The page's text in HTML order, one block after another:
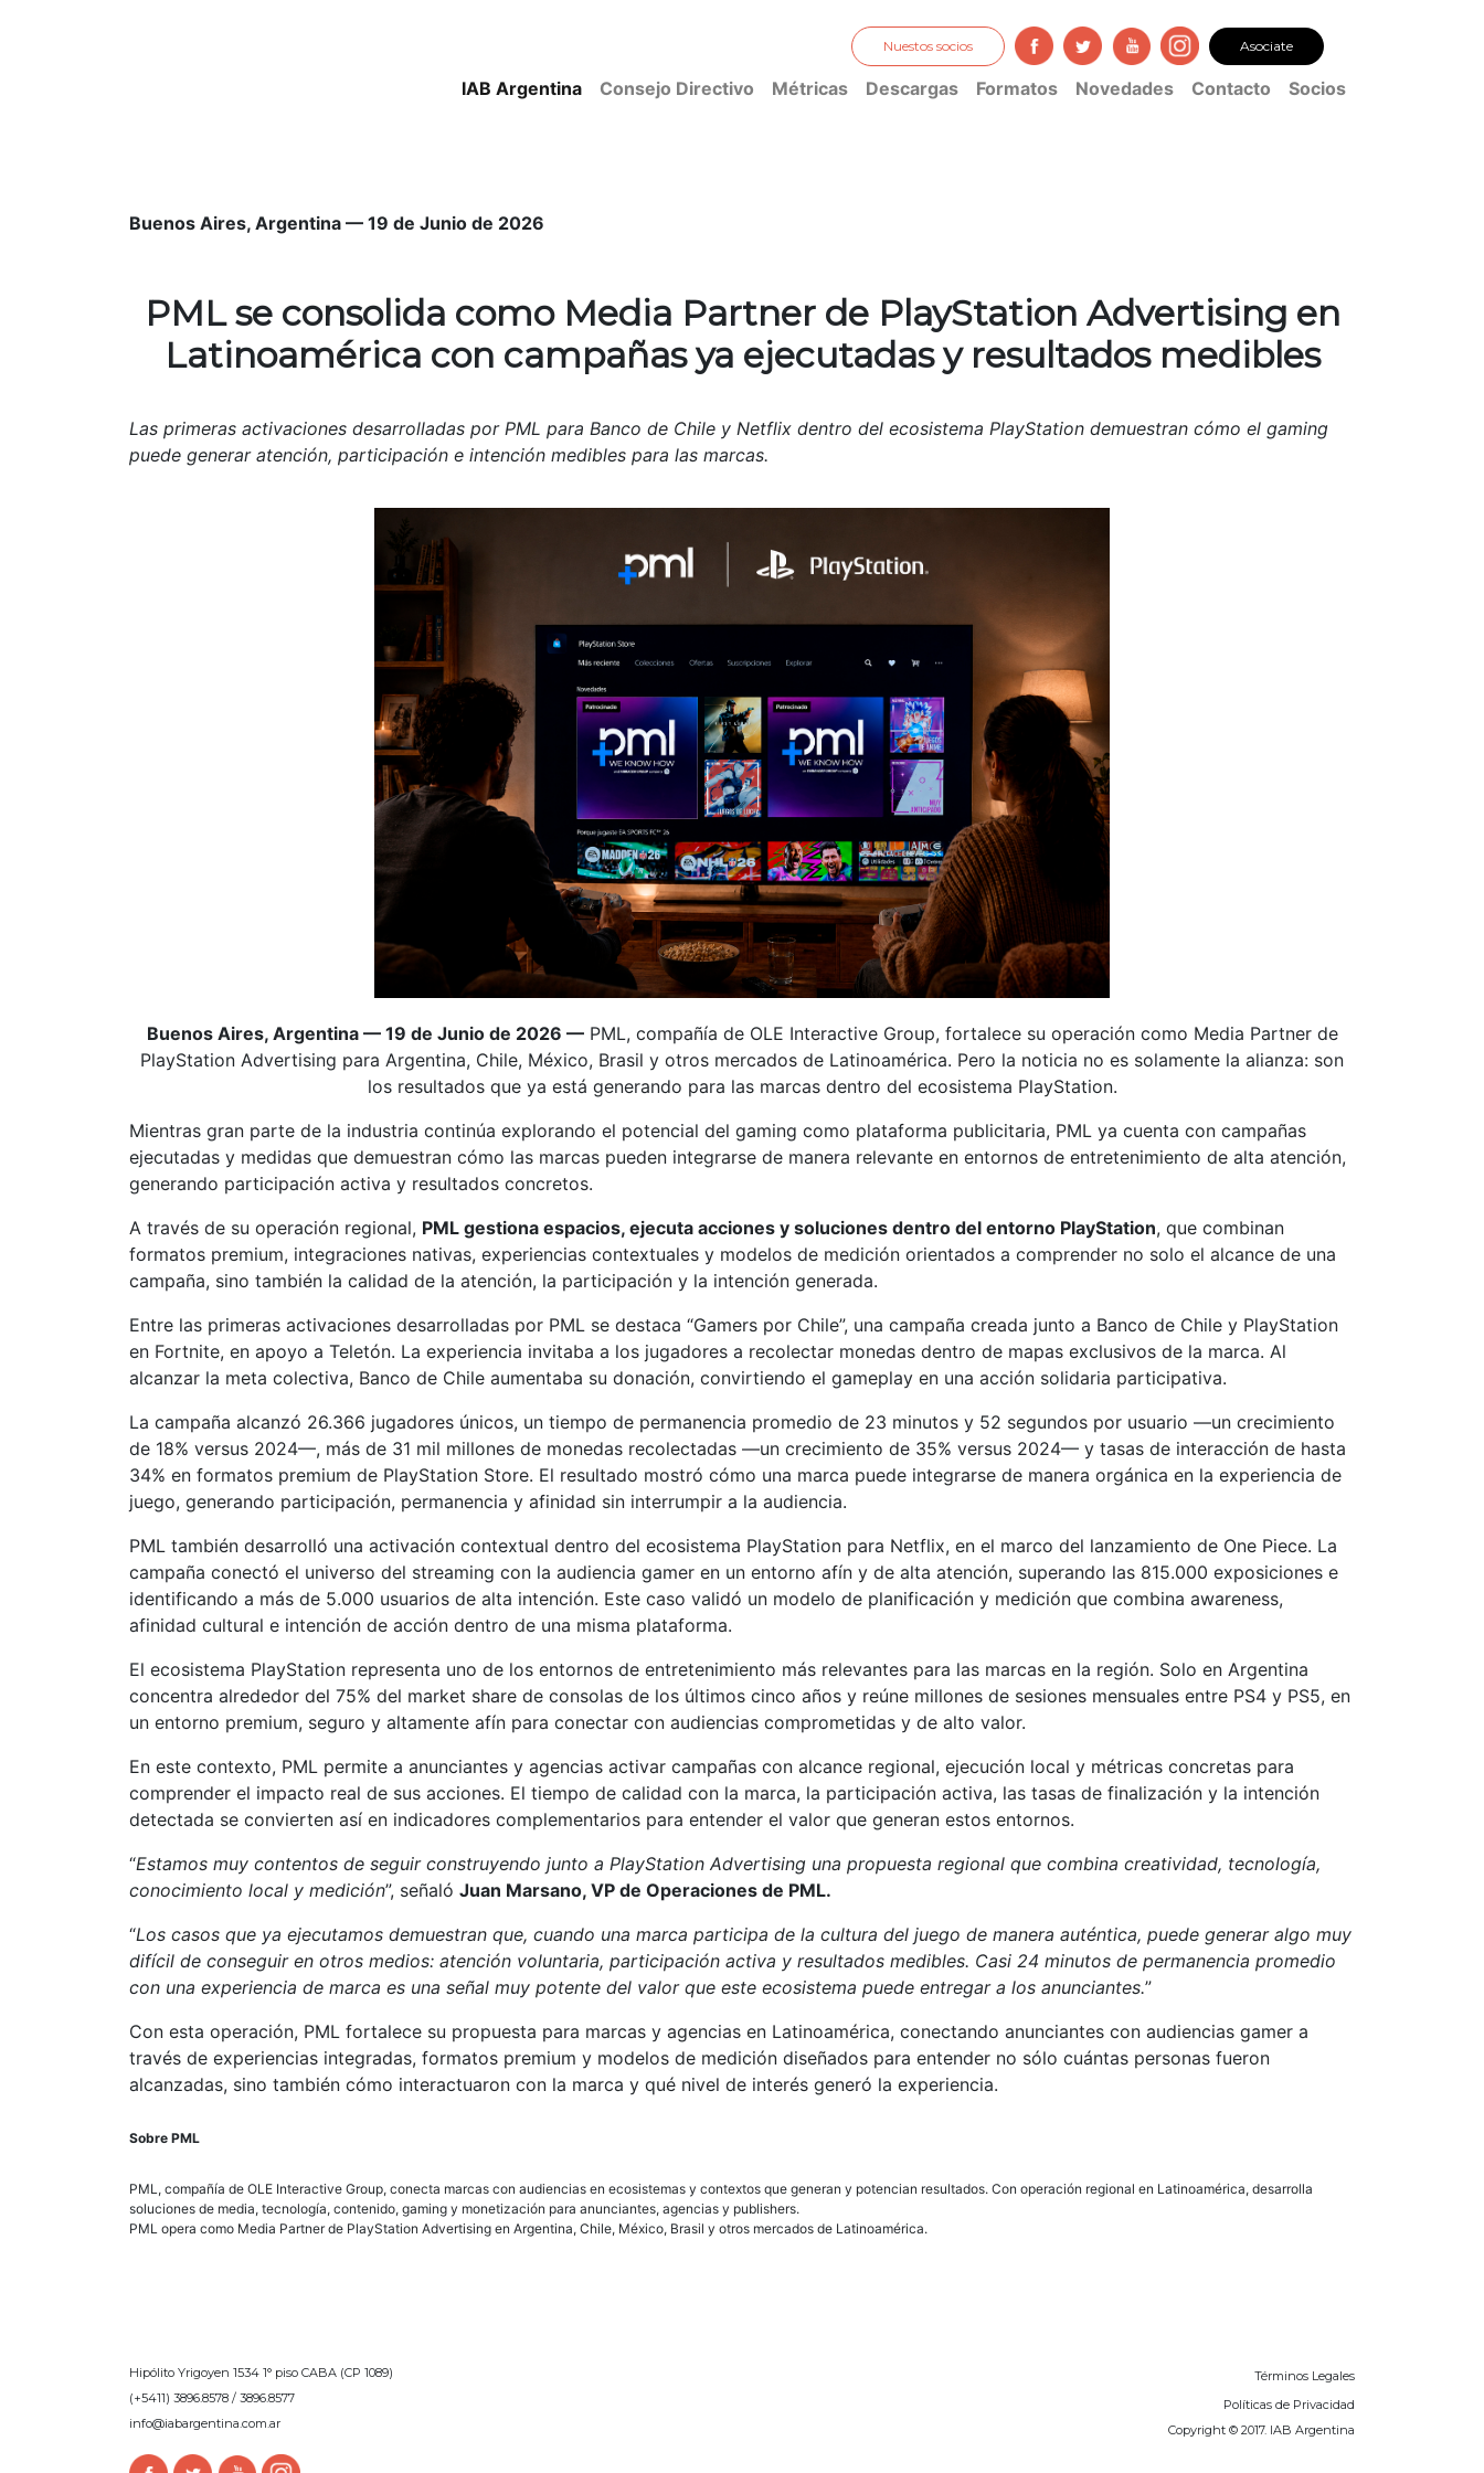
Nuestos socios Asociate
IAB Argentina Consejo Directivo Métricas Descargas Formatos Novedades Contacto Socios
Buenos Aires, Argentina — 19 de Junio de 2026
PML se consolida como Media Partner de PlayStation Advertising en
Latinoamérica con campañas ya ejecutadas y resultados medibles
Las primeras activaciones desarrolladas por PML para Banco de Chile y Netflix dentro del ecosistema PlayStation demuestran cómo el gaming
puede generar atención, participación e intención medibles para las marcas.
Buenos Aires, Argentina — 19 de Junio de 2026 —PML, compañía de OLE Interactive Group, fortalece su operación como Media Partner de
PlayStation Advertising para Argentina, Chile, México, Brasil y otros mercados de Latinoamérica. Pero la noticia no es solamente la alianza: son
los resultados que ya está generando para las marcas dentro del ecosistema PlayStation.
Mientras gran parte de la industria continúa explorando el potencial del gaming como plataforma publicitaria, PML ya cuenta con campañas
ejecutadas y medidas que demuestran cómo las marcas pueden integrarse de manera relevante en entornos de entretenimiento de alta atención,
generando participación activa y resultados concretos.
A través de su operación regional, PML gestiona espacios, ejecuta acciones y soluciones dentro del entorno PlayStation, que combinan
formatos premium, integraciones nativas, experiencias contextuales y modelos de medición orientados a comprender no solo el alcance de una
campaña, sino también la calidad de la atención, la participación y la intención generada.
Entre las primeras activaciones desarrolladas por PML se destaca “Gamers por Chile”, una campaña creada junto a Banco de Chile y PlayStation
en Fortnite, en apoyo a Teletón. La experiencia invitaba a los jugadores a recolectar monedas dentro de mapas exclusivos de la marca. Al
alcanzar la meta colectiva, Banco de Chile aumentaba su donación, convirtiendo el gameplay en una acción solidaria participativa.
La campaña alcanzó 26.366 jugadores únicos, un tiempo de permanencia promedio de 23 minutos y 52 segundos por usuario —un crecimiento
de 18% versus 2024—, más de 31 mil millones de monedas recolectadas —un crecimiento de 35% versus 2024— y tasas de interacción de hasta
34% en formatos premium de PlayStation Store. El resultado mostró cómo una marca puede integrarse de manera orgánica en la experiencia de
juego, generando participación, permanencia y afinidad sin interrumpir a la audiencia.
PML también desarrolló una activación contextual dentro del ecosistema PlayStation para Netflix, en el marco del lanzamiento de One Piece. La
campaña conectó el universo del streaming con la audiencia gamer en un entorno afín y de alta atención, superando las 815.000 exposiciones e
identificando a más de 5.000 usuarios de alta intención. Este caso validó un modelo de planificación y medición que combina awareness,
afinidad cultural e intención de acción dentro de una misma plataforma.
El ecosistema PlayStation representa uno de los entornos de entretenimiento más relevantes para las marcas en la región. Solo en Argentina
concentra alrededor del 75% del market share de consolas de los últimos cinco años y reúne millones de sesiones mensuales entre PS4 y PS5, en
un entorno premium, seguro y altamente afín para conectar con audiencias comprometidas y de alto valor.
En este contexto, PML permite a anunciantes y agencias activar campañas con alcance regional, ejecución local y métricas concretas para
comprender el impacto real de sus acciones. El tiempo de calidad con la marca, la participación activa, las tasas de finalización y la intención
detectada se convierten así en indicadores complementarios para entender el valor que generan estos entornos.
“Estamos muy contentos de seguir construyendo junto a PlayStation Advertising una propuesta regional que combina creatividad, tecnología,
conocimiento local y medición”, señaló Juan Marsano, VP de Operaciones de PML.
“Los casos que ya ejecutamos demuestran que, cuando una marca participa de la cultura del juego de manera auténtica, puede generar algo muy
difícil de conseguir en otros medios: atención voluntaria, participación activa y resultados medibles. Casi 24 minutos de permanencia promedio
con una experiencia de marca es una señal muy potente del valor que este ecosistema puede entregar a los anunciantes.”
Con esta operación, PML fortalece su propuesta para marcas y agencias en Latinoamérica, conectando anunciantes con audiencias gamer a
través de experiencias integradas, formatos premium y modelos de medición diseñados para entender no sólo cuántas personas fueron
alcanzadas, sino también cómo interactuaron con la marca y qué nivel de interés generó la experiencia.
Sobre PML
PML, compañía de OLE Interactive Group, conecta marcas con audiencias en ecosistemas y contextos que generan y potencian resultados. Con operación regional en Latinoamérica, desarrolla
soluciones de media, tecnología, contenido, gaming y monetización para anunciantes, agencias y publishers.
PML opera como Media Partner de PlayStation Advertising en Argentina, Chile, México, Brasil y otros mercados de Latinoamérica.
Hipólito Yrigoyen 1534 1° piso CABA (CP 1089)
(+5411) 3896.8578 / 3896.8577
info@iabargentina.com.ar
Términos Legales
Políticas de Privacidad
Copyright © 2017. IAB Argentina